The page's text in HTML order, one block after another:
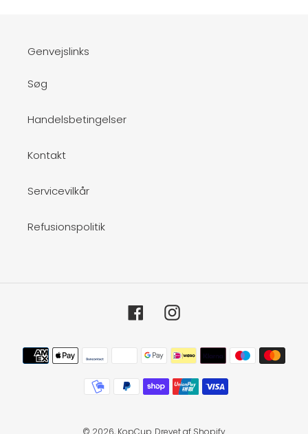
Genvejslinks
Søg
Handelsbetingelser
Kontakt
Servicevilkår
Refusionspolitik
FacebookInstagram
Betalingsmetoder
© 2026, KopCup Drevet af Shopify